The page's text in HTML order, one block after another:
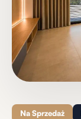
Na Sprzedaż